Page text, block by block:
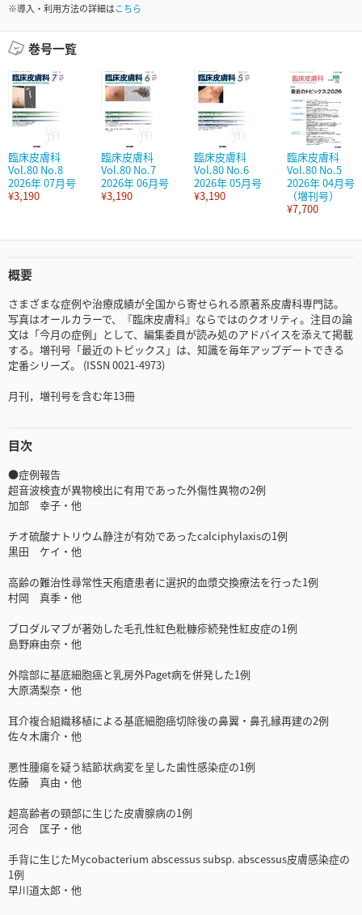
※導入・利用方法の詳細はこちら
巻号一覧
臨床皮膚科
Vol.80 No.8
2026年 07月号
¥3,190
臨床皮膚科
Vol.80 No.7
2026年 06月号
¥3,190
臨床皮膚科
Vol.80 No.6
2026年 05月号
¥3,190
臨床皮膚科
Vol.80 No.5
2026年 04月号
（増刊号）
¥7,700
概要
さまざまな症例や治療成績が全国から寄せられる原著系皮膚科専門誌。
写真はオールカラーで、『臨床皮膚科』ならではのクオリティ。注目の論
文は「今月の症例」として、編集委員が読み処のアドバイスを添えて掲載
する。増刊号「最近のトピックス」は、知識を毎年アップデートできる
定番シリーズ。 (ISSN 0021-4973)
月刊，増刊号を含む年13冊
目次
●症例報告
超音波検査が異物検出に有用であった外傷性異物の2例
加部 幸子・他
チオ硫酸ナトリウム静注が有効であったcalciphylaxisの1例
黒田 ケイ・他
高齢の難治性尋常性天疱瘡患者に選択的血漿交換療法を行った1例
村岡 真季・他
ブロダルマブが著効した毛孔性紅色粃糠疹続発性紅皮症の1例
島野麻由奈・他
外陰部に基底細胞癌と乳房外Paget病を併発した1例
大原満梨奈・他
耳介複合組織移植による基底細胞癌切除後の鼻翼・鼻孔縁再建の2例
佐々木庸介・他
悪性腫瘍を疑う結節状病変を呈した歯性感染症の1例
佐藤 真由・他
超高齢者の頸部に生じた皮膚腺病の1例
河合 匡子・他
手背に生じたMycobacterium abscessus subsp. abscessus皮膚感染症の
1例
早川道太郎・他